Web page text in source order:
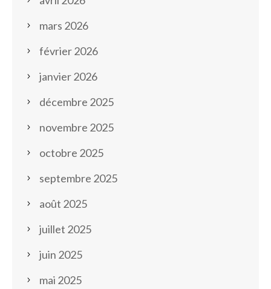
mars 2026
février 2026
janvier 2026
décembre 2025
novembre 2025
octobre 2025
septembre 2025
août 2025
juillet 2025
juin 2025
mai 2025